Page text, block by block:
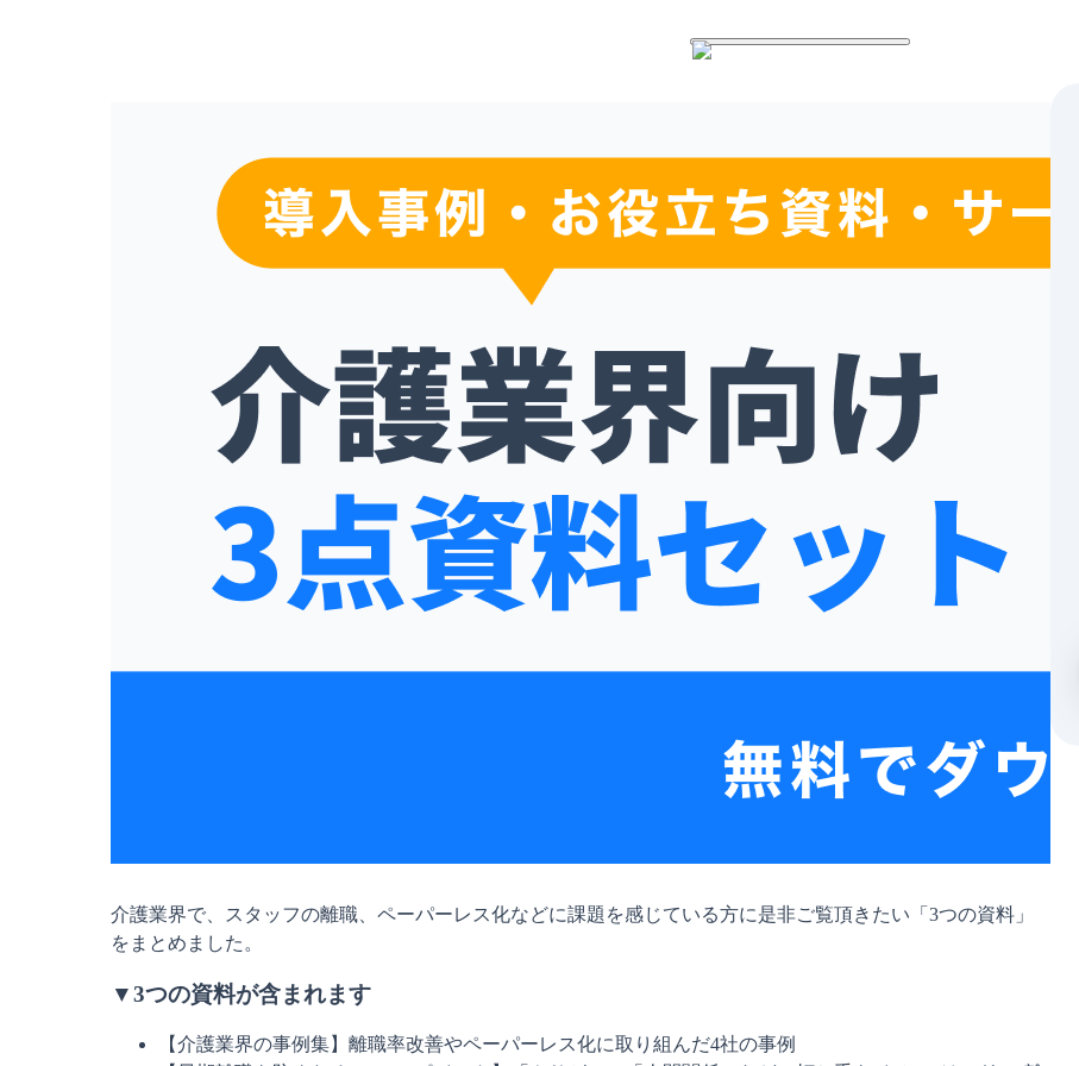
介護業界で、スタッフの離職、ペーパーレス化などに課題を感じている方に是非ご覧頂きたい「3つの資料」
をまとめました。
▼3つの資料が含まれます
【介護業界の事例集】離職率改善やペーパーレス化に取り組んだ4社の事例